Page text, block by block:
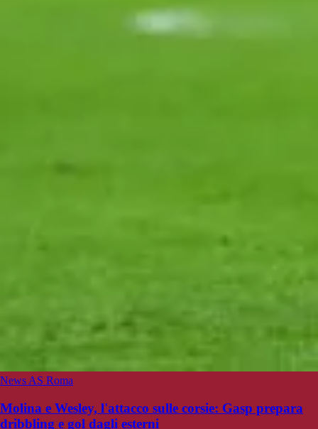
News AS Roma
Molina e Wesley, l'attacco sulle corsie: Gasp prepara
dribbling e gol dagli esterni